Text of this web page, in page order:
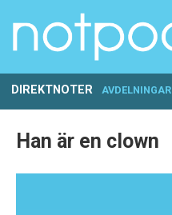
DIREKTNOTER AVDELNINGAR
Han är en clown